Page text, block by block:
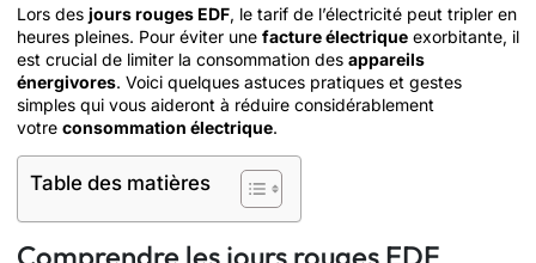
Lors des jours rouges EDF, le tarif de l’électricité peut tripler en
heures pleines. Pour éviter une facture électrique exorbitante, il
est crucial de limiter la consommation des appareils
énergivores. Voici quelques astuces pratiques et gestes
simples qui vous aideront à réduire considérablement
votre consommation électrique.
Table des matières